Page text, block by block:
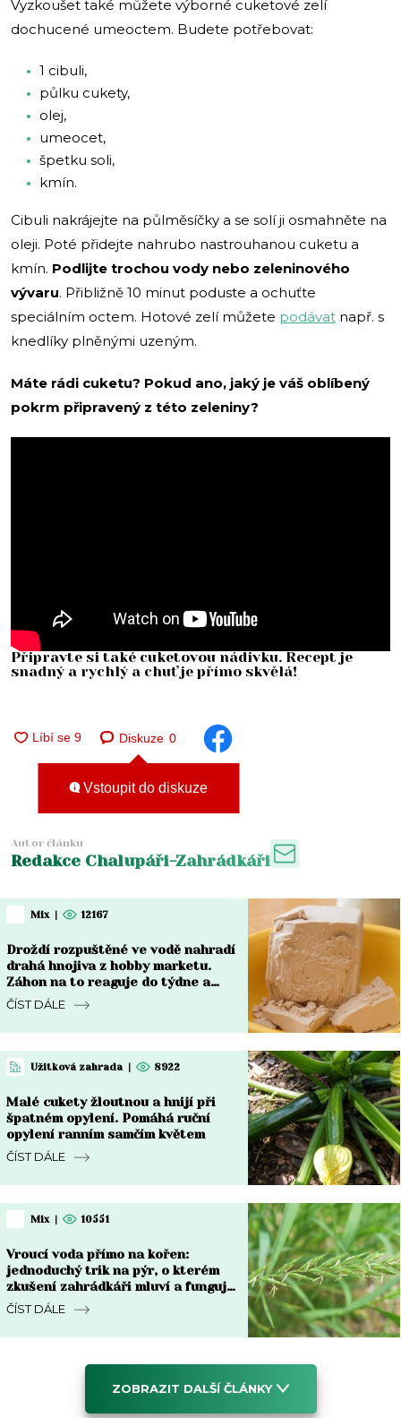
Vyzkoušet také můžete výborné cuketové zelí
dochucené umeoctem. Budete potřebovat:
1 cibuli,
půlku cukety,
olej,
umeocet,
špetku soli,
kmín.
Cibuli nakrájejte na půlměsíčky a se solí ji osmahněte na
oleji. Poté přidejte nahrubo nastrouhanou cuketu a
kmín. Podlijte trochou vody nebo zeleninového
vývaru. Přibližně 10 minut poduste a ochuťte
speciálním octem. Hotové zelí můžete podávat např. s
knedlíky plněnými uzeným.
Máte rádi cuketu? Pokud ano, jaký je váš oblíbený
pokrm připravený z této zeleniny?
Připravte si také cuketovou nádivku. Recept je
snadný a rychlý a chuť je přímo skvělá!
Diskuze 0
Vstoupit do diskuze
Autor článku
Redakce Chalupáři-Zahrádkáři
Mix | 12167
Droždí rozpuštěné ve vodě nahradí
drahá hnojiva z hobby marketu.
Záhon na to reaguje do týdne a
rozdíl je vidět pouhým okem
ČÍST DÁLE
Užitková zahrada | 8922
Malé cukety žloutnou a hnijí při
špatném opylení. Pomáhá ruční
opylení ranním samčím květem
ČÍST DÁLE
Mix | 10551
Vroucí voda přímo na kořen:
jednoduchý trik na pýr, o kterém
zkušení zahrádkáři mluví a funguje
do týdne
ČÍST DÁLE
ZOBRAZIT DALŠÍ ČLÁNKY